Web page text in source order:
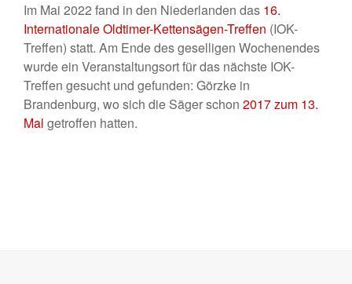
Im Mai 2022 fand in den Niederlanden das 16.
Internationale Oldtimer-Kettensägen-Treffen (IOK-
Treffen) statt. Am Ende des geselligen Wochenendes
wurde ein Veranstaltungsort für das nächste IOK-
Treffen gesucht und gefunden: Görzke in
Brandenburg, wo sich die Säger schon 2017 zum 13.
Mal getroffen hatten.